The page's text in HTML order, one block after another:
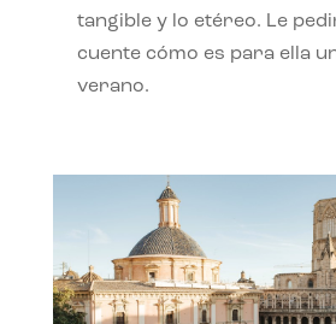
tangible y lo etéreo. Le
cuente cómo es para ella
verano.